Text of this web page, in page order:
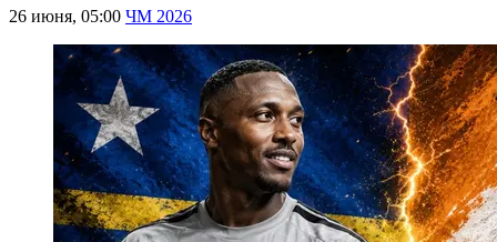
26 июня, 05:00 ЧМ 2026